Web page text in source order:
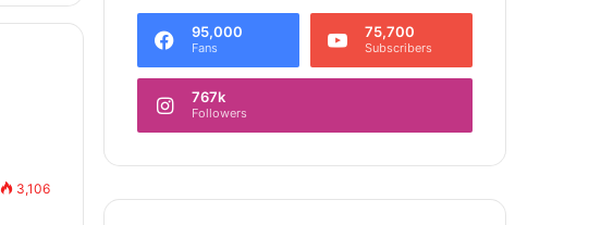
3,106
95,000
Fans
75,700
Subscribers
767k
Followers